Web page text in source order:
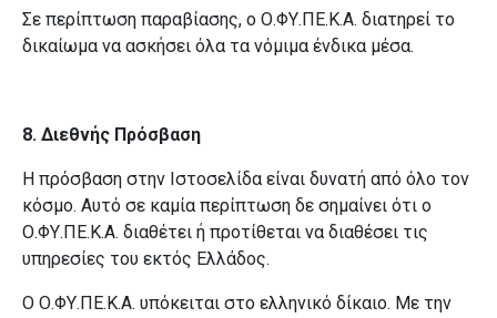
Σε περίπτωση παραβίασης, ο Ο.ΦΥ.ΠΕ.Κ.Α. διατηρεί το
δικαίωμα να ασκήσει όλα τα νόμιμα ένδικα μέσα.
8. Διεθνής Πρόσβαση
Η πρόσβαση στην Ιστοσελίδα είναι δυνατή από όλο τον
κόσμο. Αυτό σε καμία περίπτωση δε σημαίνει ότι ο
Ο.ΦΥ.ΠΕ.Κ.Α. διαθέτει ή προτίθεται να διαθέσει τις
υπηρεσίες του εκτός Ελλάδος.
Ο Ο.ΦΥ.ΠΕ.Κ.Α. υπόκειται στο ελληνικό δίκαιο. Με την